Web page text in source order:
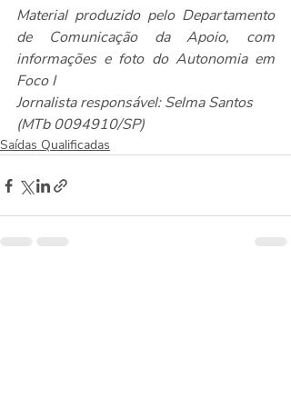
Material produzido pelo Departamento
de Comunicação da Apoio, com
informações e foto do Autonomia em
Foco I
Jornalista responsável: Selma Santos
(MTb 0094910/SP)
Saídas Qualificadas